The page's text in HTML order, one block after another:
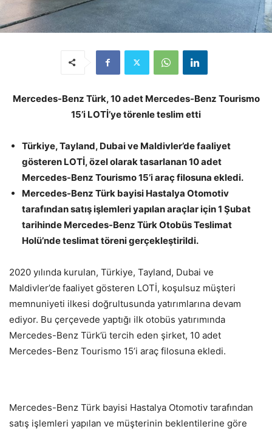
Mercedes-Benz Türk, 10 adet Mercedes-Benz Tourismo
15’i LOTİ’ye törenle teslim etti
Türkiye, Tayland, Dubai ve Maldivler’de faaliyet
gösteren LOTİ, özel olarak tasarlanan 10 adet
Mercedes-Benz Tourismo 15’i araç filosuna ekledi.
Mercedes-Benz Türk bayisi Hastalya Otomotiv
tarafından satışişlemleri yapılan araçlar için 1 Şubat
tarihinde Mercedes-Benz Türk Otobüs Teslimat
Holü’nde teslimat töreni gerçekleştirildi.
2020 yılında kurulan, Türkiye, Tayland, Dubai ve
Maldivler’de faaliyet gösteren LOTİ, koşulsuz müşteri
memnuniyeti ilkesi doğrultusunda yatırımlarına devam
ediyor. Bu çerçevede yaptığı ilk otobüs yatırımında
Mercedes-Benz Türk’ü tercih eden şirket, 10 adet
Mercedes-Benz Tourismo 15’i araç filosuna ekledi.
Mercedes-Benz Türk bayisi Hastalya Otomotiv tarafından
satış işlemleri yapılan ve müşterinin beklentilerine göre